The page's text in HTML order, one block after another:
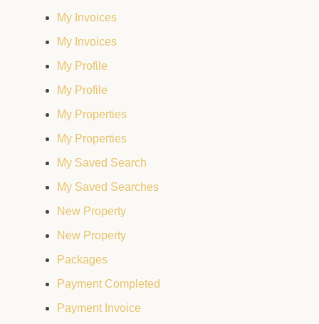
My Invoices
My Invoices
My Profile
My Profile
My Properties
My Properties
My Saved Search
My Saved Searches
New Property
New Property
Packages
Payment Completed
Payment Invoice